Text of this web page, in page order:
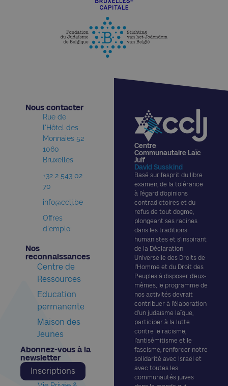
Centre
Communautaire Laïc
Juif
David Susskind
Basé sur l’esprit du libre
examen, de la tolérance
à l’égard d’opinions
contradictoires et du
refus de tout dogme,
plongeant ses racines
dans les traditions
humanistes et s’inspirant
de la Déclaration
Universelle des Droits de
l’Homme et du Droit des
Peuples à disposer d’eux-
mêmes, le programme de
nos activités devrait
contribuer à l’élaboration
d’un judaïsme laïque,
participer à la lutte
contre le racisme,
l’antisémitisme et le
fascisme, renforcer notre
solidarité avec Israël et
avec toutes les
communautés juives
Nous contacter​
Rue de
l'Hôtel des
Monnaies 52
1060
Bruxelles
+32 2 543 02
70
info@cclj.be
Offres
d'emploi
Nos
reconnaissances​
Centre de
Ressources
Education
permanente
Maison des
Jeunes
Abonnez-vous à la
newsletter​
Inscriptions